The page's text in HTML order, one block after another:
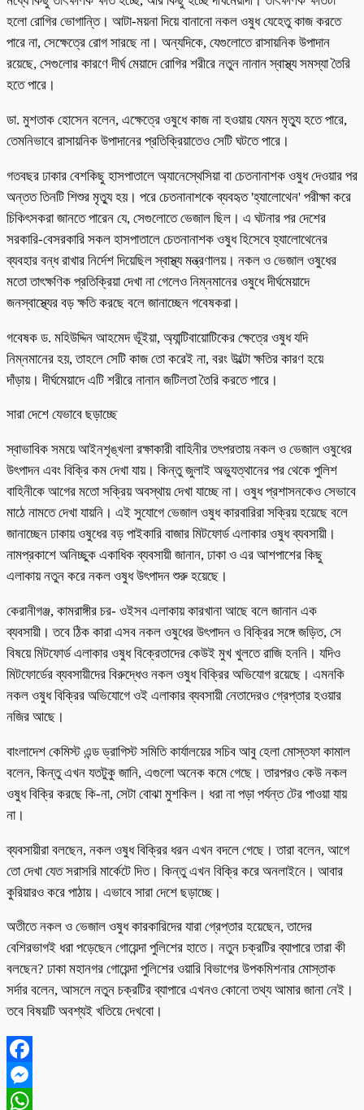
হলো রোগির ভোগান্তি। আটা-ময়না দিয়ে বানানো নকল ওষুধ যেহেতু কাজ করতে
পারে না, সেক্ষেত্রে রোগ সারছে না। অন্যদিকে, যেগুলোতে রাসায়নিক উপাদান
রয়েছে, সেগুলোর কারণে দীর্ঘ মেয়াদে রোগির শরীরে নতুন নানান স্বাস্থ্য সমস্যা তৈরি
হতে পারে।
ডা. মুশতাক হোসেন বলেন, এক্ষেত্রে ওষুধে কাজ না হওয়ায় যেমন মৃত্যু হতে পারে,
তেমনিভাবে রাসায়নিক উপাদানের প্রতিক্রিয়াতেও সেটি ঘটতে পারে।
গতবছর ঢাকার বেশকিছু হাসপাতালে অ্যানেস্থেসিয়া বা চেতনানাশক ওষুধ দেওয়ার পর
অন্তত তিনটি শিশুর মৃত্যু হয়। পরে চেতনানাশকে ব্যবহৃত 'হ্যালোথেন' পরীক্ষা করে
চিকিৎসকরা জানতে পারেন যে, সেগুলোতে ভেজাল ছিল। এ ঘটনার পর দেশের
সরকারি-বেসরকারি সকল হাসপাতালে চেতনানাশক ওষুধ হিসেবে হ্যালোথেনের
ব্যবহার বন্ধ রাখার নির্দেশ দিয়েছিল স্বাস্থ্য মন্ত্রণালয়। নকল ও ভেজাল ওষুধের
মতো তাৎক্ষণিক প্রতিক্রিয়া দেখা না গেলেও নিম্নমানের ওষুধে দীর্ঘমেয়াদে
জনস্বাস্থ্যের বড় ক্ষতি করছে বলে জানাচ্ছেন গবেষকরা।
গবেষক ড. মহিউদ্দিন আহমেদ ভূঁইয়া, অ্যান্টিবায়োটিকের ক্ষেত্রে ওষুধ যদি
নিম্নমানের হয়, তাহলে সেটি কাজ তো করেই না, বরং উল্টো ক্ষতির কারণ হয়ে
দাঁড়ায়। দীর্ঘমেয়াদে এটি শরীরে নানান জটিলতা তৈরি করতে পারে।
সারা দেশে যেভাবে ছড়াচ্ছে
স্বাভাবিক সময়ে আইনশৃঙ্খলা রক্ষাকারী বাহিনীর তৎপরতায় নকল ও ভেজাল ওষুধের
উৎপাদন এবং বিক্রি কম দেখা যায়। কিন্তু জুলাই অভ্যুত্থানের পর থেকে পুলিশ
বাহিনীকে আগের মতো সক্রিয় অবস্থায় দেখা যাচ্ছে না। ওষুধ প্রশাসনকেও সেভাবে
মাঠে নামতে দেখা যায়নি। এই সুযোগে ভেজাল ওষুধ কারবারিরা সক্রিয় হয়েছে বলে
জানাচ্ছেন ঢাকায় ওষুধের বড় পাইকারি বাজার মিটফোর্ড এলাকার ওষুধ ব্যবসায়ী।
নামপ্রকাশে অনিচ্ছুক একাধিক ব্যবসায়ী জানান, ঢাকা ও এর আশপাশের কিছু
এলাকায় নতুন করে নকল ওষুধ উৎপাদন শুরু হয়েছে।
কেরানীগঞ্জ, কামরাঙ্গীর চর- ওইসব এলাকায় কারখানা আছে বলে জানান এক
ব্যবসায়ী। তবে ঠিক কারা এসব নকল ওষুধের উৎপাদন ও বিক্রির সঙ্গে জড়িত, সে
বিষয়ে মিটফোর্ড এলাকার ওষুধ বিক্রেতাদের কেউই মুখ খুলতে রাজি হননি। যদিও
মিটফোর্ডের ব্যবসায়ীদের বিরুদ্ধেও নকল ওষুধ বিক্রির অভিযোগ রয়েছে। এমনকি
নকল ওষুধ বিক্রির অভিযোগে ওই এলাকার ব্যবসায়ী নেতাদেরও গ্রেপ্তার হওয়ার
নজির আছে।
বাংলাদেশ কেমিস্ট এন্ড ড্রাগিস্ট সমিতি কার্যালয়ের সচিব আবু হেলা মোস্তফা কামাল
বলেন, কিন্তু এখন যতটুকু জানি, এগুলো অনেক কমে গেছে। তারপরও কেউ নকল
ওষুধ বিক্রি করছে কি-না, সেটা বোঝা মুশকিল। ধরা না পড়া পর্যন্ত টের পাওয়া যায়
না।
ব্যবসায়ীরা বলছেন, নকল ওষুধ বিক্রির ধরন এখন বদলে গেছে। তারা বলেন, আগে
তো দেখা যেত সরাসরি মার্কেটে দিত। কিন্তু এখন বিক্রি করে অনলাইনে। আবার
কুরিয়ারও করে পাঠায়। এভাবে সারা দেশে ছড়াচ্ছে।
অতীতে নকল ও ভেজাল ওষুধ কারকারিদের যারা গ্রেপ্তার হয়েছেন, তাদের
বেশিরভাগই ধরা পড়েছেন গোয়েন্দা পুলিশের হাতে। নতুন চক্রটির ব্যাপারে তারা কী
বলছেন? ঢাকা মহানগর গোয়েন্দা পুলিশের ওয়ারি বিভাগের উপকমিশনার মোস্তাক
সর্দার বলেন, আসলে নতুন চক্রটির ব্যাপারে এখনও কোনো তথ্য আমার জানা নেই।
তবে বিষয়টি অবশ্যই খতিয়ে দেখবো।
Facebook
Messenger